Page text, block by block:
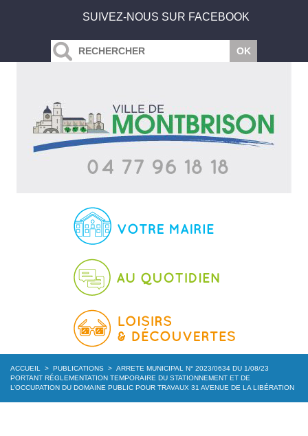
SUIVEZ-NOUS SUR FACEBOOK
ACCUEIL > PUBLICATIONS > ARRETE MUNICIPAL N° 2023/0634 DU 1/08/23
PORTANT RÉGLEMENTATION TEMPORAIRE DU STATIONNEMENT ET DE
L’OCCUPATION DU DOMAINE PUBLIC POUR TRAVAUX 31 AVENUE DE LA LIBÉRATION